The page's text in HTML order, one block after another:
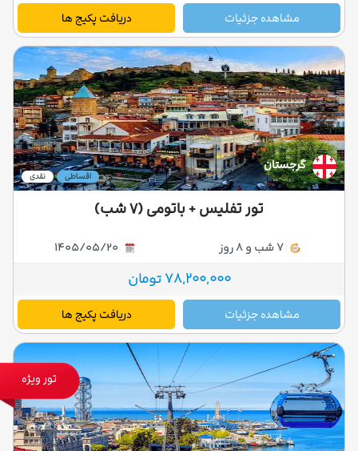
مشاهده جزئیات دریافت پکیج ها
گرجستان
نقدی اقساطی
تور تفلیس + باتومی (۷ شب)
78,200,000 تومان
مشاهده جزئیات دریافت پکیج ها
تور ویژه